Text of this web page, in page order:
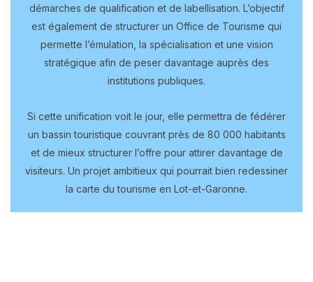
démarches de qualification et de labellisation. L’objectif
est également de structurer un Office de Tourisme qui
permette l’émulation, la spécialisation et une vision
stratégique afin de peser davantage auprès des
institutions publiques.
Si cette unification voit le jour, elle permettra de fédérer
un bassin touristique couvrant près de 80 000 habitants
et de mieux structurer l’offre pour attirer davantage de
visiteurs. Un projet ambitieux qui pourrait bien redessiner
la carte du tourisme en Lot-et-Garonne.